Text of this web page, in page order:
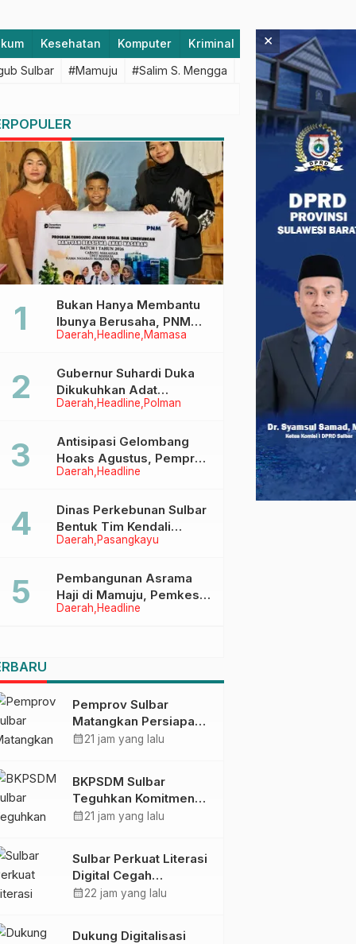
Kesehatan Komputer Kriminal Lifestyle
Sulbar #Mamuju #Salim S. Mengga #featured #Polda
Daerah Headline Mamasa
Bukan Hanya Membantu
Ibunya Berusaha, PNM
Juga Menjaga Mimpi
Menggapai Cita-Cita
Daerah Headline Polman
Gubernur Suhardi Duka
Dikukuhkan Adat
Balanipa, Raih Gelar Sulo
Daerah Headline
Antisipasi Gelombang
Hoaks Agustus, Pemprov
Sulbar Ajak Warga Jaga
Daerah Pasangkayu
Dinas Perkebunan Sulbar
Bentuk Tim Kendali
Internal ICS untuk Dukung
di Pasangkayu
Daerah Headline
Pembangunan Asrama
Haji di Mamuju, Pemkesra
dan Kementerian Haji
Pemprov Sulbar
Matangkan Persiapan
HUT Ke-81 RI, Puncak
calendar_month21 jam yang lalu
BKPSDM Sulbar
Teguhkan Komitmen
Pengembangan
Penandatanganan
Perjanjian Tugas
Belajar 2026
calendar_month21 jam yang lalu
Sulbar Perkuat Literasi
Digital Cegah
Kejahatan Love
calendar_month22 jam yang lalu
Dukung Digitalisasi
×